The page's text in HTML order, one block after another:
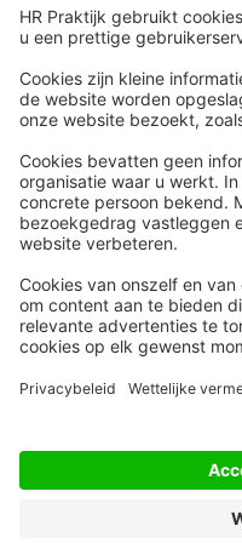
Snel naar
Nieuws
Whitepapers
Webinars
Word lid
Contact
Volg Ons
Alle rechten voorbehouden